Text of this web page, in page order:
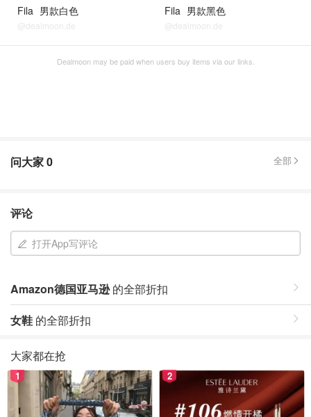
Fila 男款白色
@dealmoon.de
Fila 男款黑色
@dealmoon.de
Dealmoon may be paid when users buy items via our links.
问大家0 全部
评论
打开App写评论
Amazon德国亚马逊的全部折扣
女鞋 的全部折扣
大家都在抢
1 2